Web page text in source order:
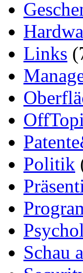
Links
Politik
Schau